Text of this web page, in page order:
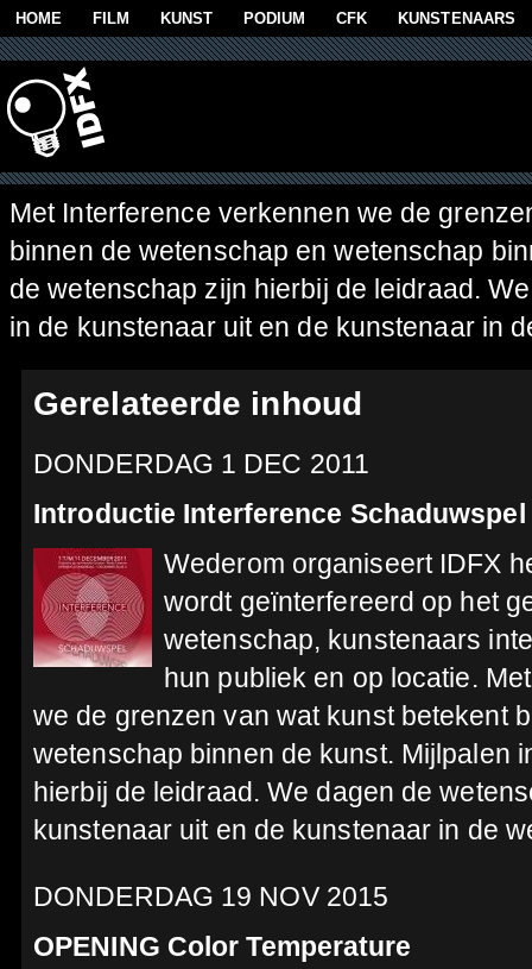
Overslaan en naar de algemene inhoud gaan
HOME FILM KUNST PODIUM CFK KUNSTENAARS
Met Interference verkennen we de
binnen de wetenschap en wetenschap
de wetenschap zijn hierbij de leidraad.
in de kunstenaar uit en de kunstenaar in
Gerelateerde inhoud
DONDERDAG 1 DEC 2011
Introductie Interference Schaduwspel
Wederom organiseert IDFX
wordt geïnterfereerd op het
wetenschap, kunstenaars
hun publiek en op locatie.
we de grenzen van wat kunst betekent
wetenschap binnen de kunst. Mijlpalen
hierbij de leidraad. We dagen de
kunstenaar uit en de kunstenaar in de
DONDERDAG 19 NOV 2015
OPENING Color Temperature